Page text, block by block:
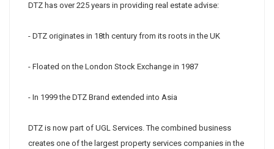
DTZ has over 225 years in providing real estate advise:
- DTZ originates in 18th century from its roots in the UK
- Floated on the London Stock Exchange in 1987
- In 1999 the DTZ Brand extended into Asia
DTZ is now part of UGL Services. The combined business
creates one of the largest property services companies in the